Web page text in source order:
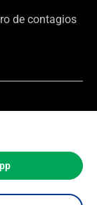
de contagios